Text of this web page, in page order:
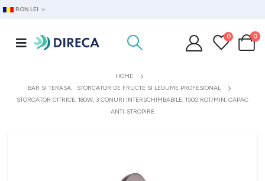
RON LEI
0 0
HOME
BAR SI TERASA,
STORCATOR DE FRUCTE SI LEGUME PROFESIONAL
STORCATOR CITRICE, 180W, 3 CONURI INTERSCHIMBABILE, 1500 ROT/MIN, CAPAC
ANTI-STROPIRE